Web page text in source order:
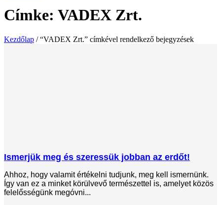
Címke: VADEX Zrt.
Kezdőlap / “VADEX Zrt.” címkével rendelkező bejegyzések
Ismerjük meg és szeressük jobban az erdőt!
Ahhoz, hogy valamit értékelni tudjunk, meg kell ismernünk.
Így van ez a minket körülvevő természettel is, amelyet közös
felelősségünk megóvni...